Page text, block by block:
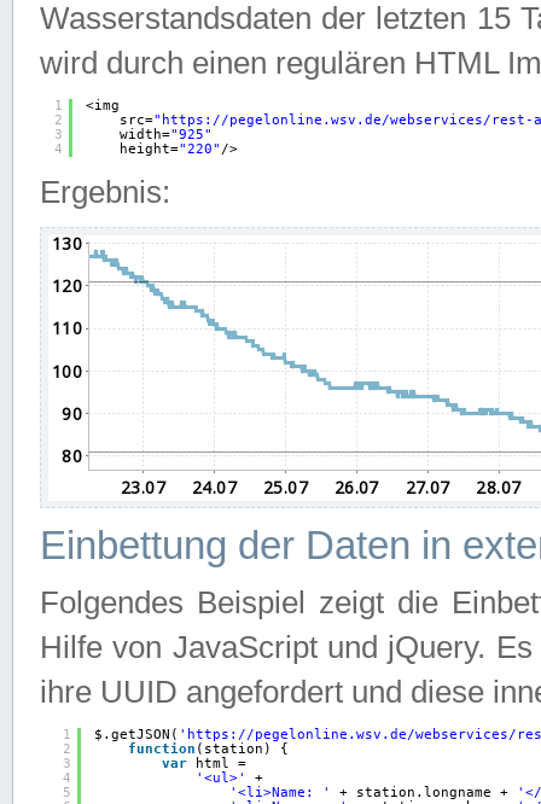
Wasserstandsdaten der letzten 15
wird durch einen regulären HTML
1
2
3
4
<img
src=" https://pegelonline.wsv.de/webservices/rest-
width="925"
height="220" />
Ergebnis:
Einbettung der Daten in
Folgendes Beispiel zeigt die
Hilfe von JavaScript und jQuery.
ihre UUID angefordert und diese
1
2
3
4
5
$.getJSON( ' https://pegelonline.wsv.de/webservices/
function (station) {
var
html =
'<ul>'
+
'<li>Name: '
+ station.longname +